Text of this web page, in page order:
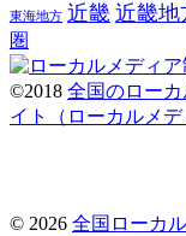
東海地方 近畿 近畿地
圏
©2018 全国のロー
イト（ローカルメ
© 2026 全国ローカ